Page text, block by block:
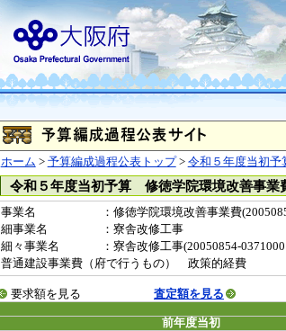
ホーム > 予算編成過程公表トップ> 令和５年度当初予
令和５年度当初予算 修徳学院環境改善事業
事業名 ：修徳学院環境改善事業費
細事業名
：寮舎改修工事
細々事業名
：寮舎改修工事(20050854-
普通建設事業費（府で行うもの） 政策的経費
要求額を見る 査定額を見る
前年度当初